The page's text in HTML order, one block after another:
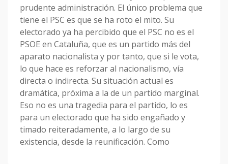
prudente administración. El único problema que
tiene el PSC es que se ha roto el mito. Su
electorado ya ha percibido que el PSC no es el
PSOE en Cataluña, que es un partido más del
aparato nacionalista y por tanto, que si le vota,
lo que hace es reforzar al nacionalismo, vía
directa o indirecta. Su situación actual es
dramática, próxima a la de un partido marginal.
Eso no es una tragedia para el partido, lo es
para un electorado que ha sido engañado y
timado reiteradamente, a lo largo de su
existencia, desde la reunificación. Como